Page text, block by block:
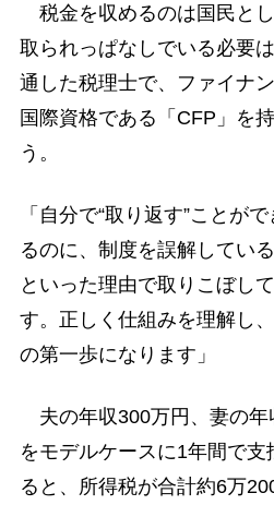
税金を収めるのは国民とし
取られっぱなしでいる必要
通した税理士で、ファイナ
国際資格である「CFP」を
う。
「自分で“取り返す”ことが
るのに、制度を誤解してい
といった理由で取りこぼし
す。正しく仕組みを理解し
の第一歩になります」
夫の年収300万円、妻の年
をモデルケースに1年間で
ると、所得税が合計約6万